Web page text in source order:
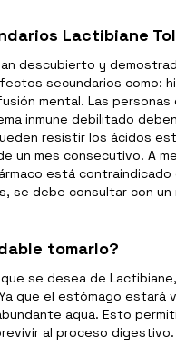
Lactibiane
descubierto y
secundarios como:
mental. Las personas
inmune debilitado
resistir los ácidos
un mes consecutivo. A
está contraindicado
se debe consultar con un
tomarlo?
se desea de
que el estómago estará
agua. Esto
al proceso digestivo.